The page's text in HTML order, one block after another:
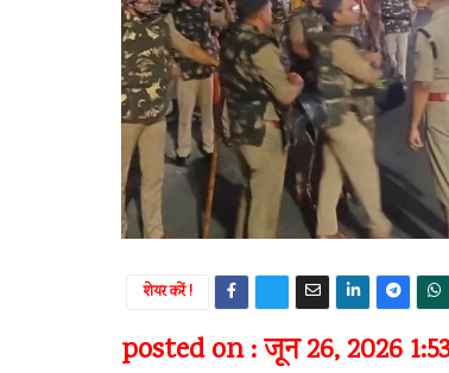
शेयर करें !
posted on : जून 26, 2026 1:53